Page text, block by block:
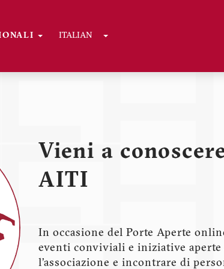
ITALIAN Toggle Dropdown
Vieni a
AITI
In occasione del Porte Aperte
eventi conviviali e iniziative aperte
l’associazione e incontrare di